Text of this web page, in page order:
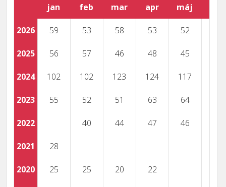
jan feb mar apr máj
2026 59 53 58 53 52
2025 56 57 46 48 45
2024 102 102 123 124 117
2023 55 52 51 63 64
2022 40 44 47 46
2021 28
2020 25 25 20 22